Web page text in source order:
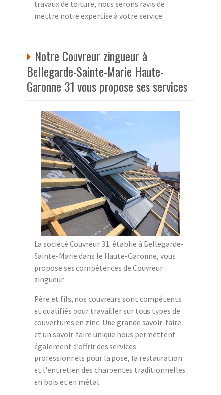
travaux de toiture, nous serons ravis de
mettre notre expertise à votre service.
Notre Couvreur zingueur à
Bellegarde-Sainte-Marie Haute-
Garonne 31 vous propose ses services
La société Couvreur 31, établie à Bellegarde-
Sainte-Marie dans le Haute-Garonne, vous
propose ses compétences de Couvreur
zingueur.
Père et fils, nos couvreurs sont compétents
et qualifiés pour travailler sur tous types de
couvertures en zinc. Une grande savoir-faire
et un savoir-faire unique nous permettent
également d’offrir des services
professionnels pour la pose, la restauration
et l'entretien des charpentes traditionnelles
en bois et en métal.